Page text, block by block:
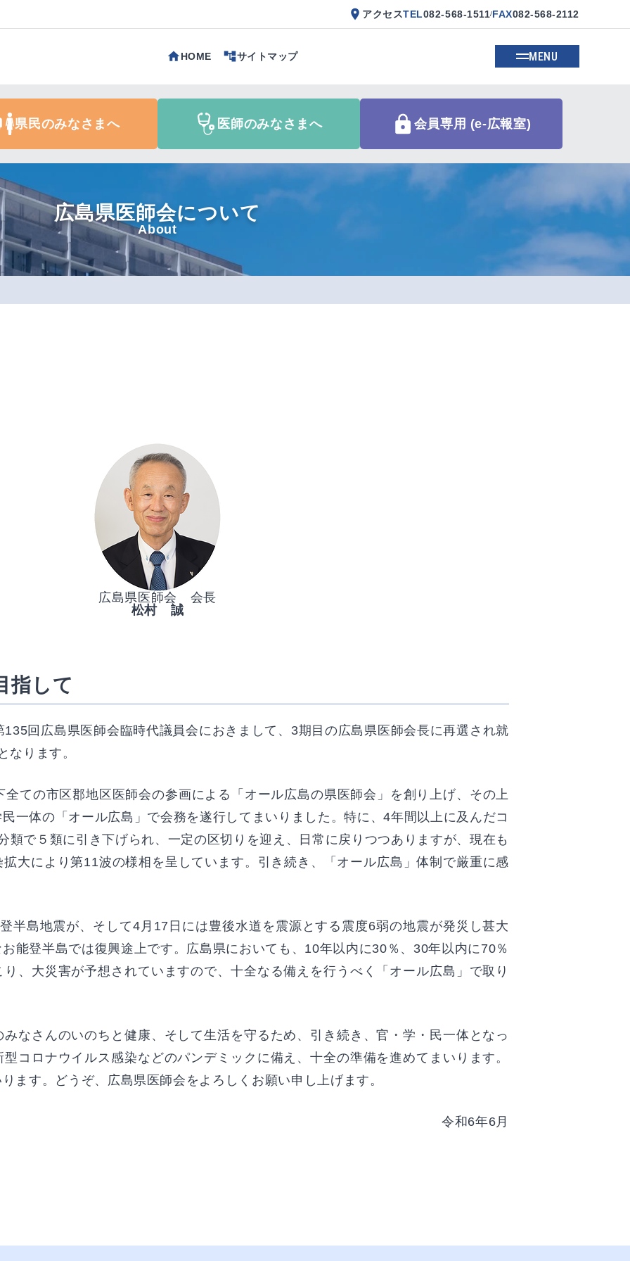
アクセスTEL082-568-1511/FAX082-568-2112
HOME サイトマップ MENU
県民のみなさまへ 医師のみなさまへ 会員専用 (e-広報室)
広島県医師会について
About
広島県医師会 会長
松村 誠
指して
回広島県医師会臨時代議員会におきまして、3期目の広島県医師会長に再選され就
なります。
ての市区郡地区医師会の参画による「オール広島の県医師会」を創り上げ、その上
一体の「オール広島」で会務を遂行してまいりました。特に、4年間以上に及んだコ
類で５類に引き下げられ、一定の区切りを迎え、日常に戻りつつありますが、現在も
大により第11波の様相を呈しています。引き続き、「オール広島」体制で厳重に感
島地震が、そして4月17日には豊後水道を震源とする震度6弱の地震が発災し甚大
能登半島では復興途上です。広島県においても、10年以内に30％、30年以内に70％
、大災害が予想されていますので、十全なる備えを行うべく「オール広島」で取り
なさんのいのちと健康、そして生活を守るため、引き続き、官・学・民一体となっ
コロナウイルス感染などのパンデミックに備え、十全の準備を進めてまいります。
ます。どうぞ、広島県医師会をよろしくお願い申し上げます。
令和6年6月